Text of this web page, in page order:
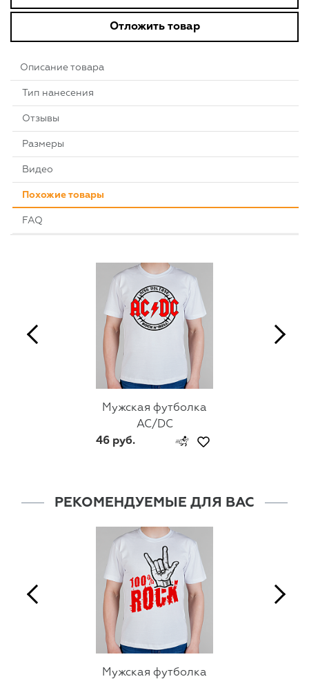
Отложить товар
Описание товара
Тип нанесения
Отзывы
Размеры
Видео
Похожие товары
FAQ
Мужская футболка
AC/DC
46 руб.
РЕКОМЕНДУЕМЫЕ ДЛЯ ВАС
Мужская футболка